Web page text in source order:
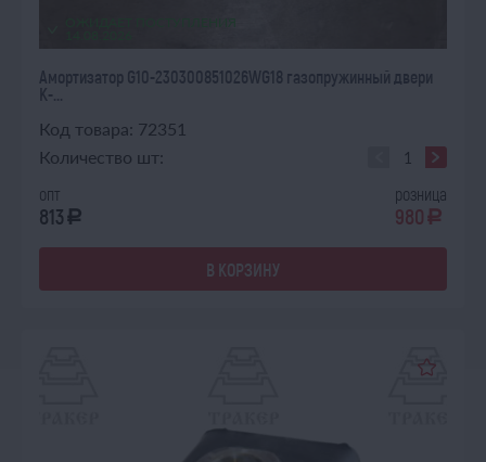
Амортизатор G10-230300851026WG18 газопружинный двери
К-...
Код товара: 72351
Количество шт:
опт
813 a
розница
980 a
В КОРЗИНУ